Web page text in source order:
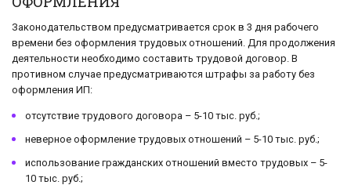
Законодательством предусматривается срок в 3 дня рабочего
времени без оформления трудовых отношений. Для продолжения
деятельности необходимо составить трудовой договор. В
противном случае предусматриваются штрафы за работу без
оформления ИП:
отсутствие трудового договора – 5-10 тыс. руб.;
неверное оформление трудовых отношений – 5-10 тыс. руб.;
использование гражданских отношений вместо трудовых – 5-
10 тыс. руб.;